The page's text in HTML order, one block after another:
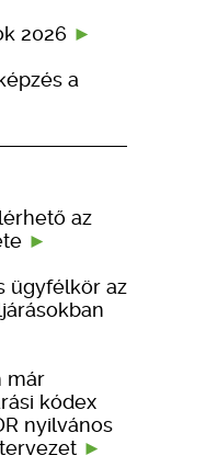
2026
a
az
ügyfélkör az
már
kódex
nyilvános